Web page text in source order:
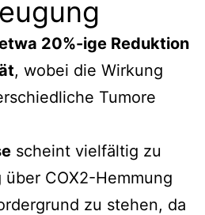
20%-ige Reduktion
, wobei die Wirkung
Tumore
scheint vielfältig zu
COX2-Hemmung
zu stehen, da